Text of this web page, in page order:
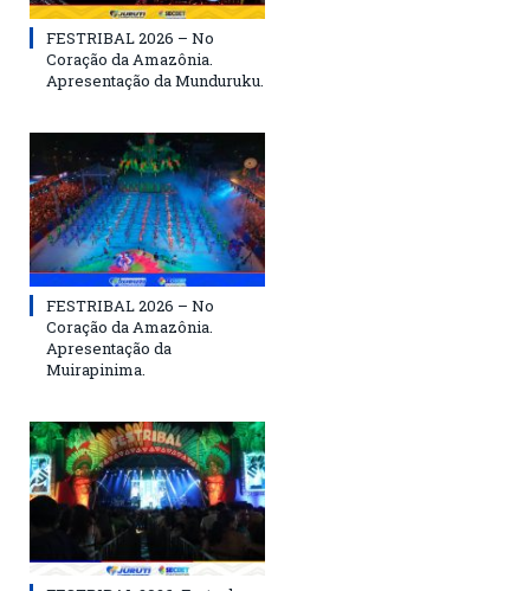
FESTRIBAL 2026 – No
Coração da Amazônia.
Apresentação da Munduruku.
FESTRIBAL 2026 – No
Coração da Amazônia.
Apresentação da
Muirapinima.